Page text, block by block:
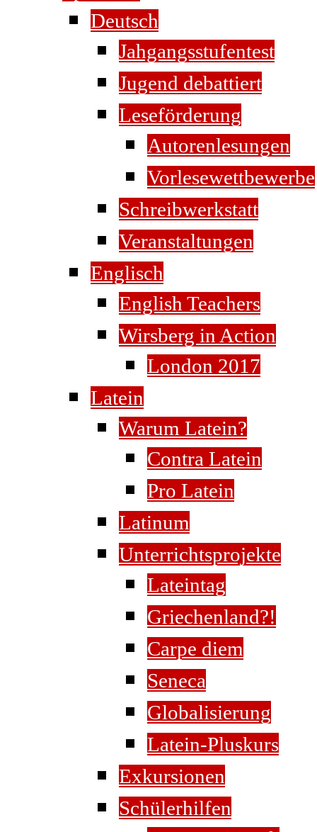
Deutsch
Jahgangsstufentest
Jugend debattiert
Leseförderung
Autorenlesungen
Vorlesewettbewerbe
Schreibwerkstatt
Veranstaltungen
Englisch
English Teachers
Wirsberg in Action
London 2017
Latein
Warum Latein?
Contra Latein
Pro Latein
Latinum
Unterrichtsprojekte
Lateintag
Griechenland?!
Carpe diem
Seneca
Globalisierung
Latein-Pluskurs
Exkursionen
Schülerhilfen